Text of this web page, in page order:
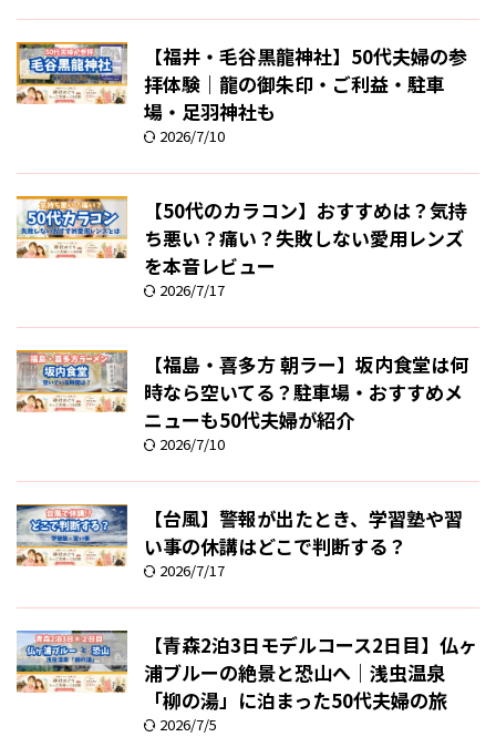
【福井・毛谷黒龍神社】50代夫婦の参
拝体験｜龍の御朱印・ご利益・駐車
場・足羽神社も
2026/7/10
【50代のカラコン】おすすめは？気持
ち悪い？痛い？失敗しない愛用レンズ
を本音レビュー
2026/7/17
【福島・喜多方 朝ラー】坂内食堂は何
時なら空いてる？駐車場・おすすめメ
ニューも50代夫婦が紹介
2026/7/10
【台風】警報が出たとき、学習塾や習
い事の休講はどこで判断する？
2026/7/17
【青森2泊3日モデルコース2日目】仏ヶ
浦ブルーの絶景と恐山へ｜浅虫温泉
「柳の湯」に泊まった50代夫婦の旅
2026/7/5